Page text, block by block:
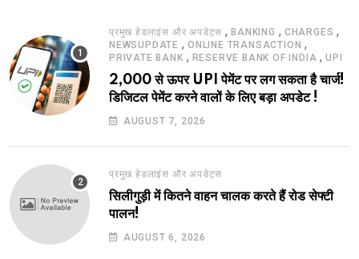
प्रमुख हेडलाइंस और अपडेट्स ,BANKING , CHARGES ,
NEWSUPDATE , ONLINE TRANSACTION ,
PRIVATE BANK , RESERVE BANK OF INDIA ,UPI
2,000 से ऊपर UPI पेमेंट पर लग सकता है चार्ज!
डिजिटल पेमेंट करने वालों के लिए बड़ा अपडेट !
AUGUST 7, 2026
प्रमुख हेडलाइंस और अपडेट्स
सिलीगुड़ी में कितने वाहन चालक करते हैं रोड सेफ्टी
पालन!
AUGUST 6, 2026